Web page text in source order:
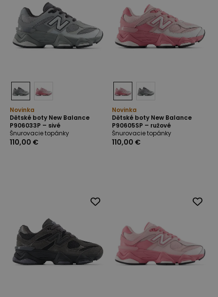
Novinka
Dětské boty New Balance
P906033P – sivé
Šnurovacie topánky
110,00 €
Novinka
Dětské boty New Balance
P90605SP – ružové
Šnurovacie topánky
110,00 €